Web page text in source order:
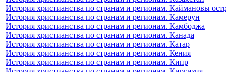
История христианства по странам и регионам. Каймановы
История христианства по странам и регионам. Камерун
История христианства по странам и регионам. Камбоджа
История христианства по странам и регионам. Канада
История христианства по странам и регионам. Катар
История христианства по странам и регионам. Кения
История христианства по странам и регионам. Кипр